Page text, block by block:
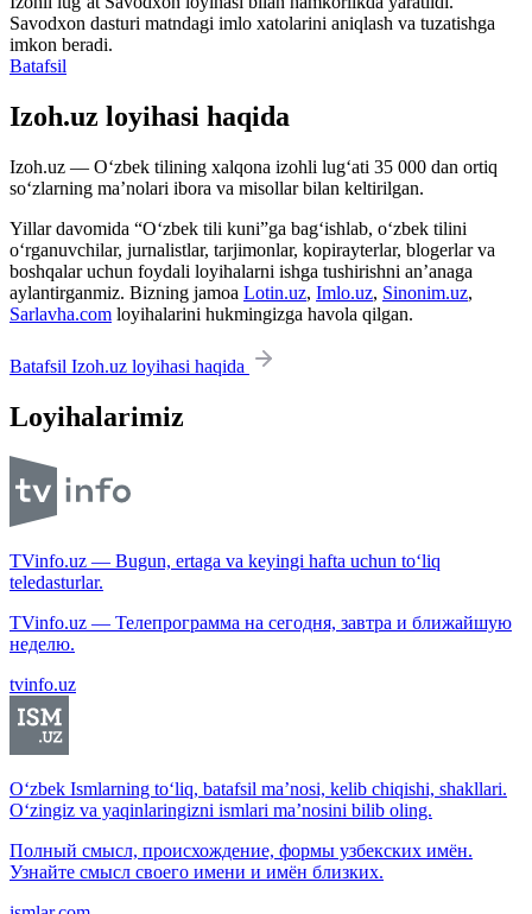
Savodxon dasturi matndagi imlo xatolarini aniqlash va tuzatishga
imkon beradi.
Batafsil
Izoh.uz loyihasi haqida
Izoh.uz — O‘zbek tilining xalqona izohli lug‘ati 35 000 dan ortiq
so‘zlarning ma’nolari ibora va misollar bilan keltirilgan.
Yillar davomida “O‘zbek tili kuni”ga bag‘ishlab, o‘zbek tilini
o‘rganuvchilar, jurnalistlar, tarjimonlar, kopirayterlar, blogerlar va
boshqalar uchun foydali loyihalarni ishga tushirishni an’anaga
aylantirganmiz. Bizning jamoa Lotin.uz, Imlo.uz, Sinonim.uz,
Sarlavha.com loyihalarini hukmingizga havola qilgan.
Batafsil Izoh.uz loyihasi haqida
Loyihalarimiz
TVinfo.uz — Bugun, ertaga va keyingi hafta uchun to‘liq
teledasturlar.
TVinfo.uz — Телепрограмма на сегодня, завтра и ближайшую
неделю.
tvinfo.uz
O‘zbek Ismlarning to‘liq, batafsil ma’nosi, kelib chiqishi, shakllari.
O‘zingiz va yaqinlaringizni ismlari ma’nosini bilib oling.
Полный смысл, происхождение, формы узбекских имён.
Узнайте смысл своего имени и имён близких.